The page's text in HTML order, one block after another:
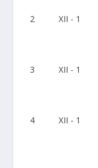
2 XII - 1
3 XII - 1
4 XII - 1